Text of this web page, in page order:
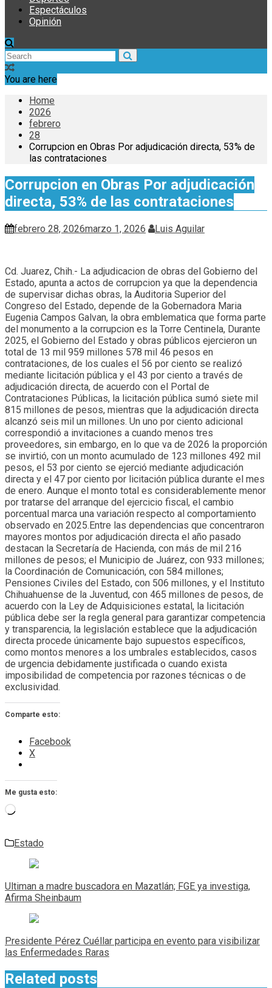
Espectáculos
Opinión
You are here
Home
2026
febrero
28
Corrupcion en Obras Por adjudicación directa, 53% de
las contrataciones
Corrupcion en Obras Por adjudicación
directa, 53% de las contrataciones
febrero 28, 2026marzo 1, 2026 Luis Aguilar
Cd. Juarez, Chih.- La adjudicacion de obras del Gobierno del
Estado, apunta a actos de corrupcion ya que la dependencia
de supervisar dichas obras, la Auditoria Superior del
Congreso del Estado, depende de la Gobernadora Maria
Eugenia Campos Galvan, la obra emblematica que forma parte
del monumento a la corrupcion es la Torre Centinela, Durante
2025, el Gobierno del Estado y obras públicos ejercieron un
total de 13 mil 959 millones 578 mil 46 pesos en
contrataciones, de los cuales el 56 por ciento se realizó
mediante licitación pública y el 43 por ciento a través de
adjudicación directa, de acuerdo con el Portal de
Contrataciones Públicas, la licitación pública sumó siete mil
815 millones de pesos, mientras que la adjudicación directa
alcanzó seis mil un millones. Un uno por ciento adicional
correspondió a invitaciones a cuando menos tres
proveedores, sin embargo, en lo que va de 2026 la proporción
se invirtió, con un monto acumulado de 123 millones 492 mil
pesos, el 53 por ciento se ejerció mediante adjudicación
directa y el 47 por ciento por licitación pública durante el mes
de enero. Aunque el monto total es considerablemente menor
por tratarse del arranque del ejercicio fiscal, el cambio
porcentual marca una variación respecto al comportamiento
observado en 2025.Entre las dependencias que concentraron
mayores montos por adjudicación directa el año pasado
destacan la Secretaría de Hacienda, con más de mil 216
millones de pesos; el Municipio de Juárez, con 933 millones;
la Coordinación de Comunicación, con 584 millones;
Pensiones Civiles del Estado, con 506 millones, y el Instituto
Chihuahuense de la Juventud, con 465 millones de pesos, de
acuerdo con la Ley de Adquisiciones estatal, la licitación
pública debe ser la regla general para garantizar competencia
y transparencia, la legislación establece que la adjudicación
directa procede únicamente bajo supuestos específicos,
como montos menores a los umbrales establecidos, casos
de urgencia debidamente justificada o cuando exista
imposibilidad de competencia por razones técnicas o de
exclusividad.
Comparte esto:
Facebook
X
Me gusta esto:
Cargando...
Estado
Navegación
de
entradas
Ultiman a madre buscadora en Mazatlán; FGE ya investiga,
Afirma Sheinbaum
Presidente Pérez Cuéllar participa en evento para visibilizar
las Enfermedades Raras
Related posts